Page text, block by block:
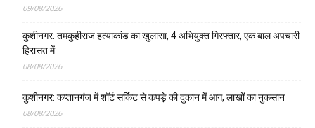
09/08/2026
कुशीनगर: तमकुहीराज हत्याकांड का खुलासा, 4 अभियुक्त गिरफ्तार, एक बाल अपचारी
हिरासत में
08/08/2026
कुशीनगर: कप्तानगंज में शॉर्ट सर्किट से कपड़े की दुकान में आग, लाखों का नुकसान
08/08/2026